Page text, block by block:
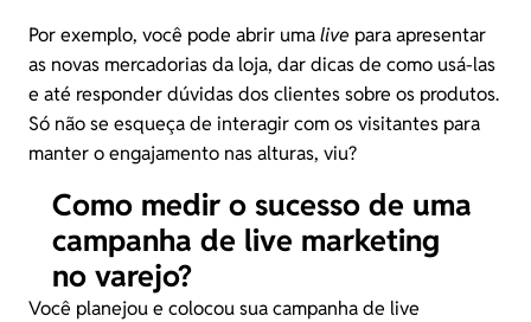
Por exemplo, você pode abrir umalive para apresentar
as novas mercadorias da loja, dar dicas de como usá-las
e até responder dúvidas dos clientes sobre os produtos.
Só não se esqueça de interagir com os visitantes para
manter o engajamento nas alturas, viu?
Como medir o sucesso de uma
campanha de live marketing
no varejo?
Você planejou e colocou sua campanha de live